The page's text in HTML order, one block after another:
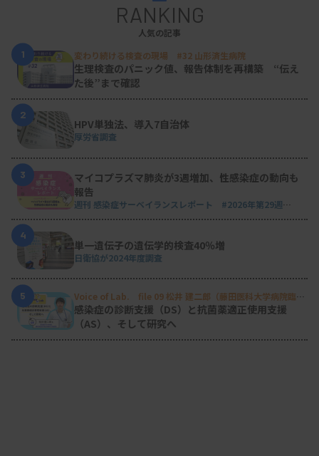
RANKING
人気の記事
1
変わり続ける検査の現場 #32 山形済生病院
生理検査のパニック値、報告体制を再構築 “伝え
た後”まで確認
2
HPV単独法、導入7自治体
厚労省調査
3
マイコプラズマ肺炎が3週増加、性感染症の動向も
報告
週刊 感染症サーベイランスレポート #2026年第29週
4
単一遺伝子の遺伝学的検査40％増
日衛協が2024年度調査
5
Voice of Lab. file 09 松井 建二郎（藤田医科大学病院臨床
検査部微生物遺伝子検査室）
感染症の診断支援（DS）と抗菌薬適正使用支援
（AS）、そして研究へ